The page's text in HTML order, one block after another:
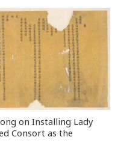
on Installing Lady
Consort as the